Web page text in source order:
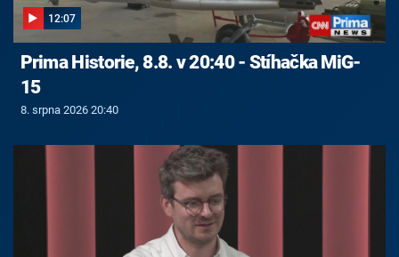
12:07
Prima Historie, 8.8. v 20:40 - Stíhačka MiG-
15
8. srpna 2026 20:40